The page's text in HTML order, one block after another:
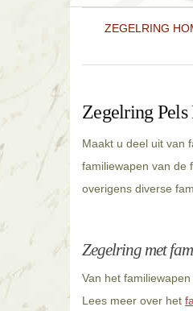
ZEGELRING
Zegelring
Maakt u deel uit van
familiewapen van de
overigens diverse
Zegelring met
Van het
Lees meer over het